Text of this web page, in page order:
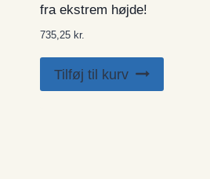
fra ekstrem højde!
735,25 kr.
Tilføj til kurv